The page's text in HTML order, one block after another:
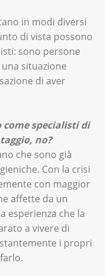
in modi diversi
di vista possono
sono persone
situazione
di aver
come specialisti di
no?
che sono già
Con la crisi
con maggior
affette da un
esperienza che la
a vivere di
i propri